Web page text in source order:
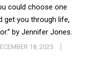
could choose one
get you through life,
by Jennifer Jones.
18, 2025